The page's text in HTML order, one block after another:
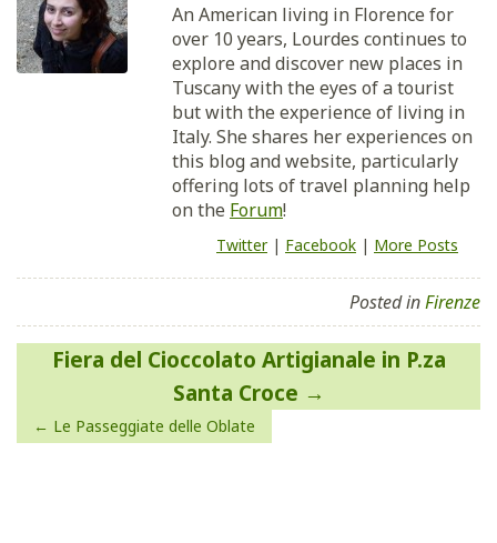
An American living in Florence for
over 10 years, Lourdes continues to
explore and discover new places in
Tuscany with the eyes of a tourist
but with the experience of living in
Italy. She shares her experiences on
this blog and website, particularly
offering lots of travel planning help
on the Forum!
Twitter| Facebook | More Posts
Posted inFirenze
Navigazione
articoli
Fiera del Cioccolato Artigianale in P.za
Santa Croce
Le Passeggiate delle Oblate